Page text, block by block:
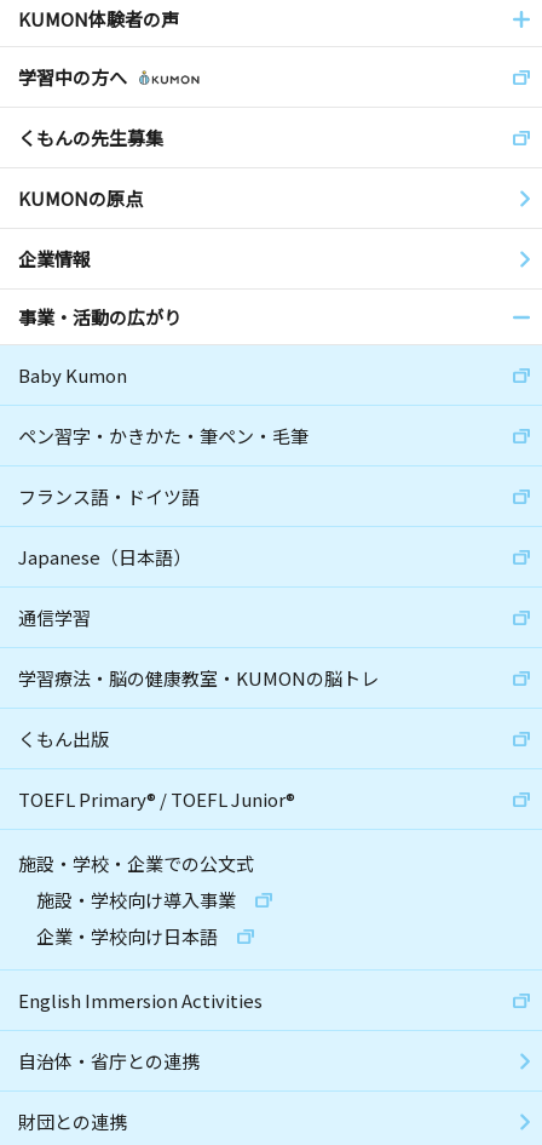
KUMON体験者の声
学習中の方へ
くもんの先生募集
KUMONの原点
企業情報
事業・活動の広がり
Baby Kumon
ペン習字・かきかた・筆ペン・毛筆
フランス語・ドイツ語
Japanese（日本語）
通信学習
学習療法・脳の健康教室・KUMONの脳トレ
くもん出版
TOEFL Primary® /TOEFL Junior®
施設・学校・企業での公文式
施設・学校向け導入事業
企業・学校向け日本語
English Immersion Activities
自治体・省庁との連携
財団との連携